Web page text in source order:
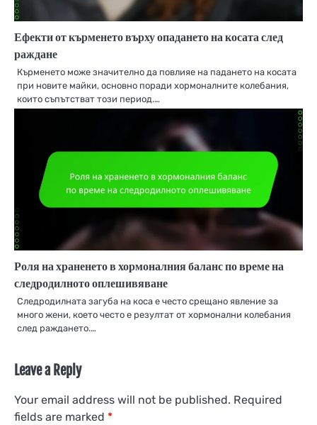
Ефекти от кърменето върху опадането на косата след
раждане
Кърменето може значително да повлияе на падането на косата
при новите майки, основно поради хормоналните колебания,
които съпътстват този период.…
Роля на храненето в хормоналния баланс по време на
следродилното оплешивяване
Следродилната загуба на коса е често срещано явление за
много жени, което често е резултат от хормонални колебания
след раждането.…
Leave a Reply
Your email address will not be published. Required
fields are marked *